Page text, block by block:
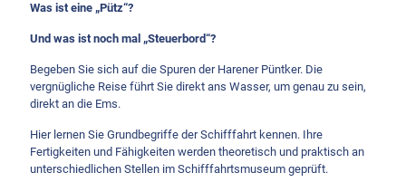
Was ist eine „Pütz“?
Und was ist noch mal „Steuerbord“?
Begeben Sie sich auf die Spuren der Harener Püntker. Die
vergnügliche Reise führt Sie direkt ans Wasser, um genau zu sein,
direkt an die Ems.
Hier lernen Sie Grundbegriffe der Schifffahrt kennen. Ihre
Fertigkeiten und Fähigkeiten werden theoretisch und praktisch an
unterschiedlichen Stellen im Schifffahrtsmuseum geprüft.